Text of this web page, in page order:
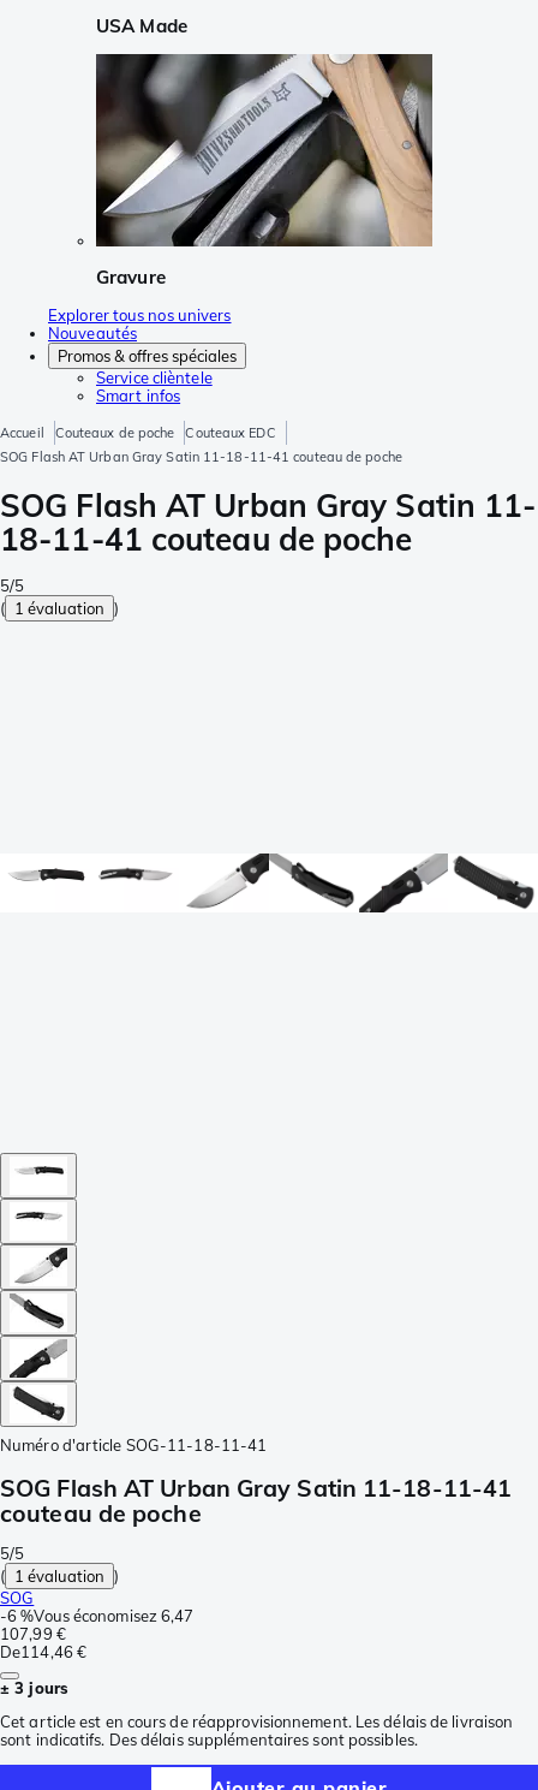
USA Made
Gravure
Explorer tous nos univers
Nouveautés
Promos & offres spéciales
Service clièntele
Smart infos
Accueil Couteaux de poche
Couteaux EDC
SOG Flash AT Urban Gray Satin 11-18-11-41 couteau de poche
SOG Flash AT Urban Gray Satin 11-
18-11-41 couteau de poche
5/5
( 1 évaluation )
Numéro d'article SOG-11-18-11-41
SOG Flash AT Urban Gray Satin 11-18-11-41
couteau de poche
5/5
( 1 évaluation )
SOG
-6 %Vous économisez 6,47
107,99 €
De114,46 €
± 3 jours
Cet article est en cours de réapprovisionnement. Les délais de livraison
sont indicatifs. Des délais supplémentaires sont possibles.